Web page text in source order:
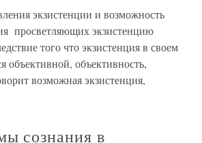
экзистенции и возможность
просветляющих экзистенцию
того что экзистенция в своем
объективной, объективность,
возможная экзистенция,
сознания в